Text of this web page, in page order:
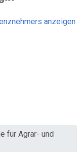
anzeigen
für Agrar- und